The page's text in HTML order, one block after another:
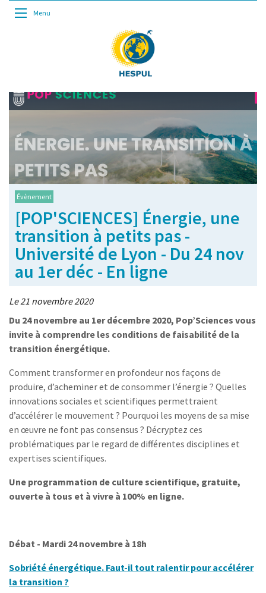
Menu
Évènement
[POP'SCIENCES] Énergie, une
transition à petits pas -
Université de Lyon - Du 24 nov
au 1er déc - En ligne
Le 21 novembre 2020
Du 24 novembre au 1er décembre 2020, Pop’Sciences vous
invite à comprendre les conditions de faisabilité de la
transition énergétique.
Comment transformer en profondeur nos façons de
produire, d’acheminer et de consommer l’énergie ? Quelles
innovations sociales et scientifiques permettraient
d’accélérer le mouvement ? Pourquoi les moyens de sa mise
en œuvre ne font pas consensus ? Décryptez ces
problématiques par le regard de différentes disciplines et
expertises scientifiques.
Une programmation de culture scientifique, gratuite,
ouverte à tous et à vivre à 100% en ligne.
Débat - Mardi 24 novembre à 18h
Sobriété énergétique. Faut-il tout ralentir pour accélérer
la transition ?